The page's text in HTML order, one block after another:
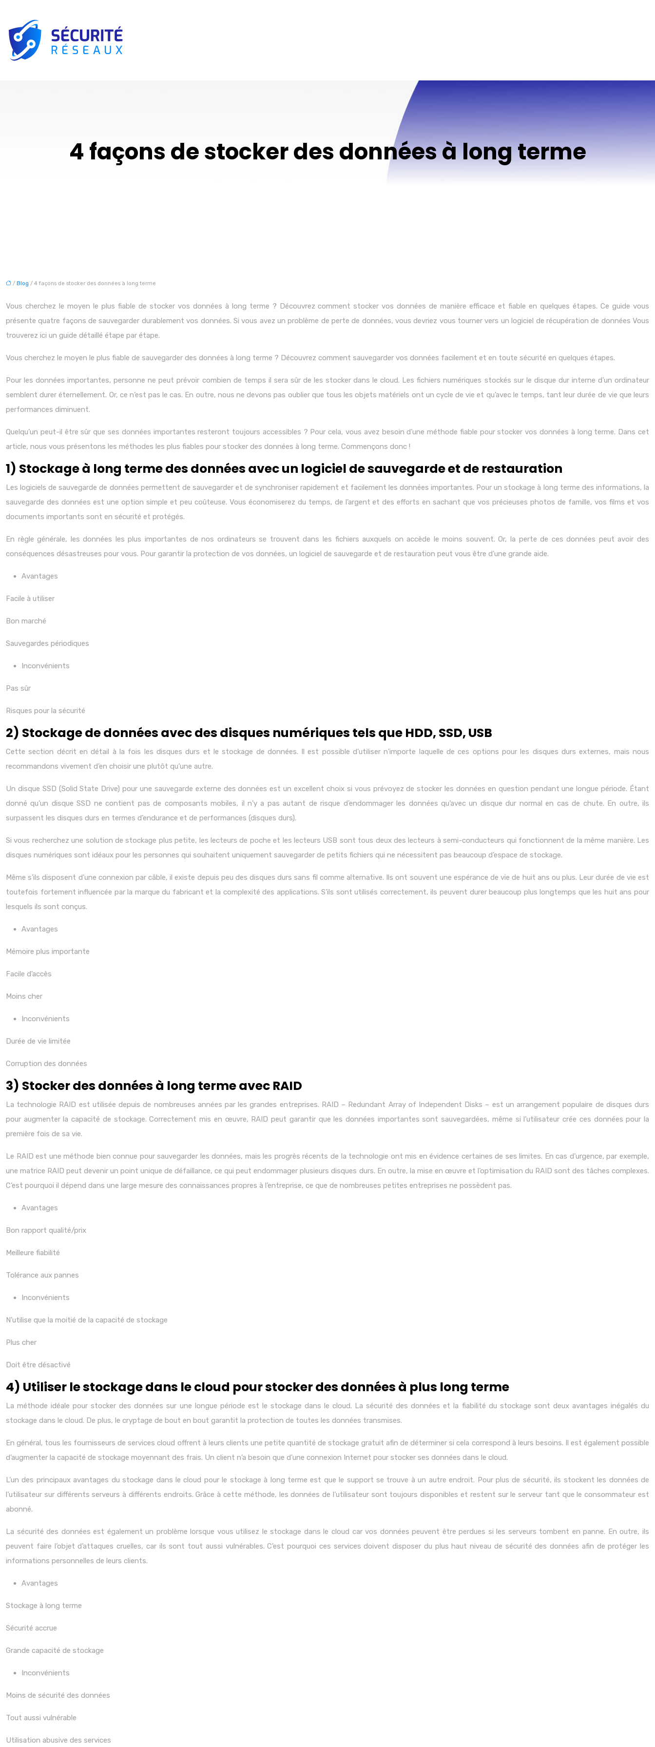
4 façons de stocker des données à long terme
/ Blog / 4 façons de stocker des données à long terme
Vous cherchez le moyen le plus fiable de stocker vos données à long terme ? Découvrez comment stocker vos données de manière efficace et fiable en quelques étapes. Ce guide vous
présente quatre façons de sauvegarder durablement vos données. Si vous avez un problème de perte de données, vous devriez vous tourner vers un logiciel de récupération de données Vous
trouverez ici un guide détaillé étape par étape.
Vous cherchez le moyen le plus fiable de sauvegarder des données à long terme ? Découvrez comment sauvegarder vos données facilement et en toute sécurité en quelques étapes.
Pour les données importantes, personne ne peut prévoir combien de temps il sera sûr de les stocker dans le cloud. Les fichiers numériques stockés sur le disque dur interne d’un ordinateur
semblent durer éternellement. Or, ce n’est pas le cas. En outre, nous ne devons pas oublier que tous les objets matériels ont un cycle de vie et qu’avec le temps, tant leur durée de vie que leurs
performances diminuent.
Quelqu’un peut-il être sûr que ses données importantes resteront toujours accessibles ? Pour cela, vous avez besoin d’une méthode fiable pour stocker vos données à long terme. Dans cet
article, nous vous présentons les méthodes les plus fiables pour stocker des données à long terme. Commençons donc !
1) Stockage à long terme des données avec un logiciel de sauvegarde et de restauration
Les logiciels de sauvegarde de données permettent de sauvegarder et de synchroniser rapidement et facilement les données importantes. Pour un stockage à long terme des informations, la
sauvegarde des données est une option simple et peu coûteuse. Vous économiserez du temps, de l’argent et des efforts en sachant que vos précieuses photos de famille, vos films et vos
documents importants sont en sécurité et protégés.
En règle générale, les données les plus importantes de nos ordinateurs se trouvent dans les fichiers auxquels on accède le moins souvent. Or, la perte de ces données peut avoir des
conséquences désastreuses pour vous. Pour garantir la protection de vos données, un logiciel de sauvegarde et de restauration peut vous être d’une grande aide.
Avantages
Facile à utiliser
Bon marché
Sauvegardes périodiques
Inconvénients
Pas sûr
Risques pour la sécurité
2) Stockage de données avec des disques numériques tels que HDD, SSD, USB
Cette section décrit en détail à la fois les disques durs et le stockage de données. Il est possible d’utiliser n’importe laquelle de ces options pour les disques durs externes, mais nous
recommandons vivement d’en choisir une plutôt qu’une autre.
Un disque SSD (Solid State Drive) pour une sauvegarde externe des données est un excellent choix si vous prévoyez de stocker les données en question pendant une longue période. Étant
donné qu’un disque SSD ne contient pas de composants mobiles, il n’y a pas autant de risque d’endommager les données qu’avec un disque dur normal en cas de chute. En outre, ils
surpassent les disques durs en termes d’endurance et de performances (disques durs).
Si vous recherchez une solution de stockage plus petite, les lecteurs de poche et les lecteurs USB sont tous deux des lecteurs à semi-conducteurs qui fonctionnent de la même manière. Les
disques numériques sont idéaux pour les personnes qui souhaitent uniquement sauvegarder de petits fichiers qui ne nécessitent pas beaucoup d’espace de stockage.
Même s’ils disposent d’une connexion par câble, il existe depuis peu des disques durs sans fil comme alternative. Ils ont souvent une espérance de vie de huit ans ou plus. Leur durée de vie est
toutefois fortement influencée par la marque du fabricant et la complexité des applications. S’ils sont utilisés correctement, ils peuvent durer beaucoup plus longtemps que les huit ans pour
lesquels ils sont conçus.
Avantages
Mémoire plus importante
Facile d’accès
Moins cher
Inconvénients
Durée de vie limitée
Corruption des données
3) Stocker des données à long terme avec RAID
La technologie RAID est utilisée depuis de nombreuses années par les grandes entreprises. RAID – Redundant Array of Independent Disks – est un arrangement populaire de disques durs
pour augmenter la capacité de stockage. Correctement mis en œuvre, RAID peut garantir que les données importantes sont sauvegardées, même si l’utilisateur crée ces données pour la
première fois de sa vie.
Le RAID est une méthode bien connue pour sauvegarder les données, mais les progrès récents de la technologie ont mis en évidence certaines de ses limites. En cas d’urgence, par exemple,
une matrice RAID peut devenir un point unique de défaillance, ce qui peut endommager plusieurs disques durs. En outre, la mise en œuvre et l’optimisation du RAID sont des tâches complexes.
C’est pourquoi il dépend dans une large mesure des connaissances propres à l’entreprise, ce que de nombreuses petites entreprises ne possèdent pas.
Avantages
Bon rapport qualité/prix
Meilleure fiabilité
Tolérance aux pannes
Inconvénients
N’utilise que la moitié de la capacité de stockage
Plus cher
Doit être désactivé
4) Utiliser le stockage dans le cloud pour stocker des données à plus long terme
La méthode idéale pour stocker des données sur une longue période est le stockage dans le cloud. La sécurité des données et la fiabilité du stockage sont deux avantages inégalés du
stockage dans le cloud. De plus, le cryptage de bout en bout garantit la protection de toutes les données transmises.
En général, tous les fournisseurs de services cloud offrent à leurs clients une petite quantité de stockage gratuit afin de déterminer si cela correspond à leurs besoins. Il est également possible
d’augmenter la capacité de stockage moyennant des frais. Un client n’a besoin que d’une connexion Internet pour stocker ses données dans le cloud.
L’un des principaux avantages du stockage dans le cloud pour le stockage à long terme est que le support se trouve à un autre endroit. Pour plus de sécurité, ils stockent les données de
l’utilisateur sur différents serveurs à différents endroits. Grâce à cette méthode, les données de l’utilisateur sont toujours disponibles et restent sur le serveur tant que le consommateur est
abonné.
La sécurité des données est également un problème lorsque vous utilisez le stockage dans le cloud car vos données peuvent être perdues si les serveurs tombent en panne. En outre, ils
peuvent faire l’objet d’attaques cruelles, car ils sont tout aussi vulnérables. C’est pourquoi ces services doivent disposer du plus haut niveau de sécurité des données afin de protéger les
informations personnelles de leurs clients.
Avantages
Stockage à long terme
Sécurité accrue
Grande capacité de stockage
Inconvénients
Moins de sécurité des données
Tout aussi vulnérable
Utilisation abusive des services